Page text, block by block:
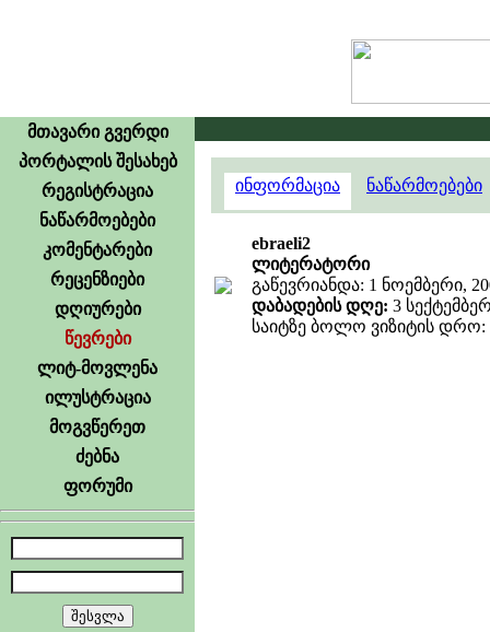
მთავარი გვერდი
პორტალის შესახებ
რეგისტრაცია
ნაწარმოებები
კომენტარები
რეცენზიები
დღიურები
წევრები
ლიტ-მოვლენა
ილუსტრაცია
მოგვწერეთ
ძებნა
ფორუმი
ინფორმაცია ნაწარმოებები
ebraeli2
ლიტერატორი
გაწევრიანდა: 1 ნოემბერი,
დაბადების დღე: 3
საიტზე ბოლო ვიზიტის დრო: